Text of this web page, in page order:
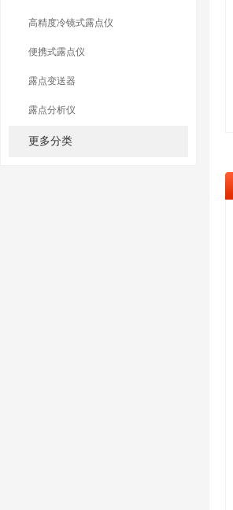
高精度冷镜式露点仪
便携式露点仪
露点变送器
露点分析仪
更多分类